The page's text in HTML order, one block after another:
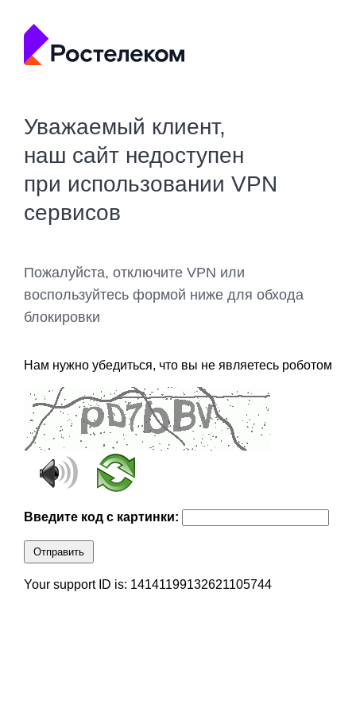
Уважаемый клиент,
наш сайт недоступен
при использовании VPN
сервисов
Пожалуйста, отключите VPN или
воспользуйтесь формой ниже для обхода
блокировки
Нам нужно убедиться, что вы не являетесь роботом
Введите код с картинки:
Отправить
Your support ID is: 14141199132621105744